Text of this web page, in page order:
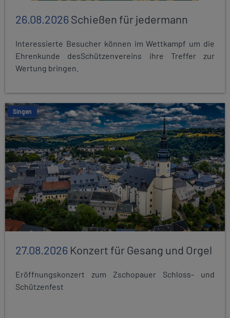
26.08.2026Schießen für jedermann
Interessierte Besucher können im Wettkampf um die
Ehrenkunde desSchützenvereins ihre Treffer zur
Wertung bringen.
Singen
27.08.2026 Konzert für Gesang und Orgel
Eröffnungskonzert zum Zschopauer Schloss- und
Schützenfest